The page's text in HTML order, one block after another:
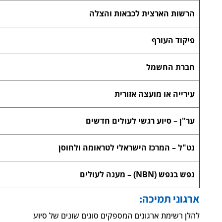
הרשות הארצית לכבאות והצלה
פיקוד העורף
חברת החשמל
עירייה או מועצה אזורית
ער"ן – סיוע רגשי לעולים חדשים
נט"ל – המרכז הישראלי לטראומה ולחוסן
נפש בנפש (NBN) – מענה לעולים
ארגוני תמיכה:
להלן רשימת ארגונים המספקים סוגים שונים של סיוע